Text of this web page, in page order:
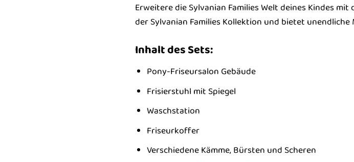
Erweitere die Sylvanian Families Welt deines Kindes
der Sylvanian Families Kollektion und bietet
Inhalt des Sets:
Pony-Friseursalon Gebäude
Frisierstuhl mit Spiegel
Waschstation
Friseurkoffer
Verschiedene Kämme, Bürsten und Scheren